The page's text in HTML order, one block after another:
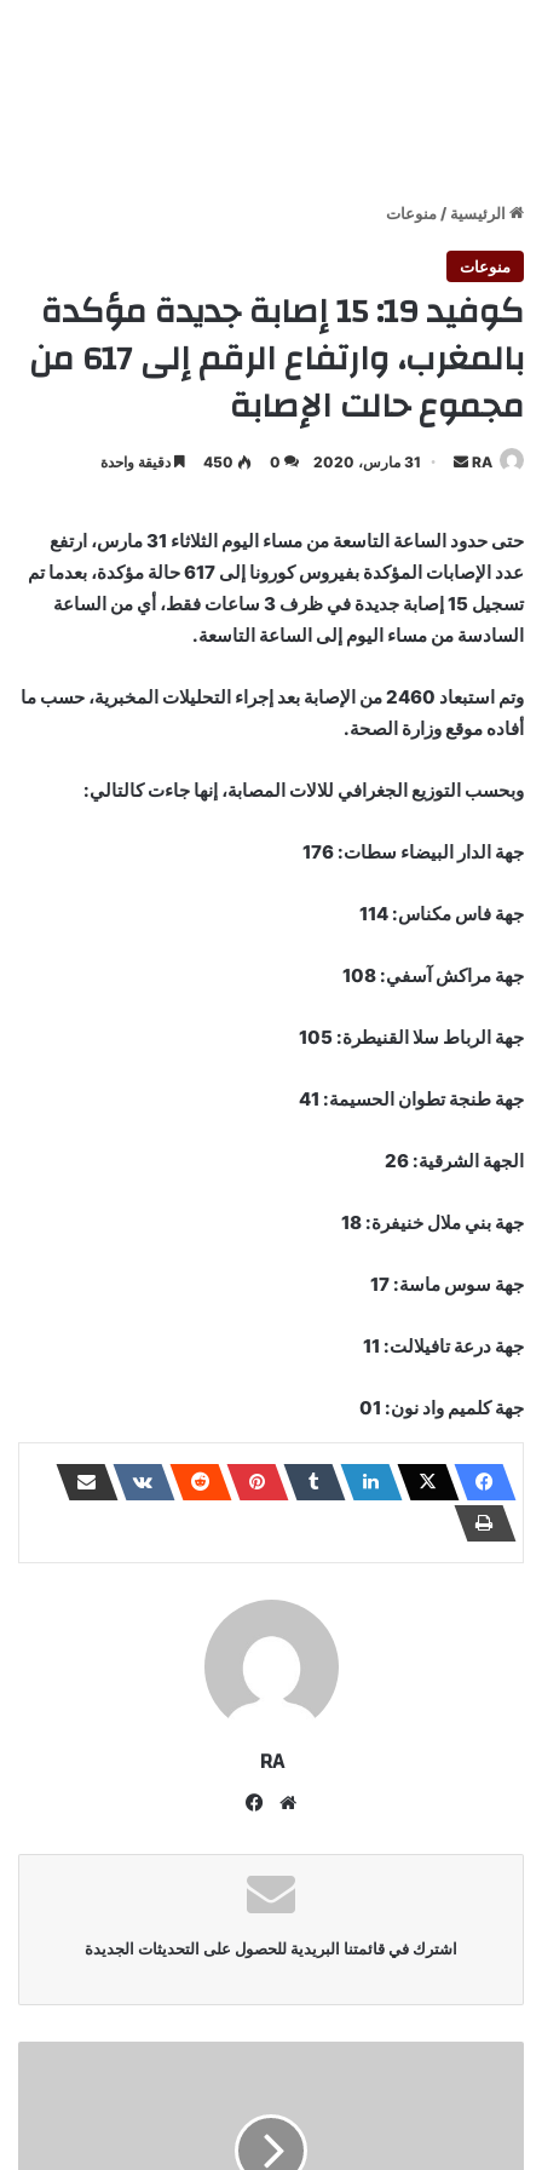
الرئيسية / منوعات
منوعات
كوفيد 19: 15 إصابة جديدة مؤكدة
بالمغرب، وارتفاع الرقم إلى 617 من
مجموع حالت الإصابة
RA
أرسل 31 مارس، 2020 0
450 دقيقة واحدة
حتى حدود الساعة التاسعة من مساء اليوم الثلاثاء 31 مارس، ارتفع
عدد الإصابات المؤكدة بفيروس كورونا إلى 617 حالة مؤكدة، بعدما تم
تسجيل 15 إصابة جديدة في ظرف 3 ساعات فقط، أي من الساعة
السادسة من مساء اليوم إلى الساعة التاسعة.
وتم استبعاد 2460 من الإصابة بعد إجراء التحليلات المخبرية، حسب ما
أفاده موقع وزارة الصحة.
وبحسب التوزيع الجغرافي للالات المصابة، إنها جاءت كالتالي:
جهة الدار البيضاء سطات: 176
جهة فاس مكناس: 114
جهة مراكش آسفي: 108
جهة الرباط سلا القنيطرة: 105
جهة طنجة تطوان الحسيمة: 41
الجهة الشرقية: 26
جهة بني ملال خنيفرة: 18
جهة سوس ماسة: 17
جهة درعة تافيلالت: 11
جهة كلميم واد نون: 01
RA
موقع
اشترك في قائمتنا البريدية للحصول على التحديثات الجديدة